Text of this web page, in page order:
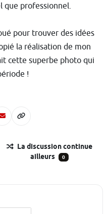
que professionnel.
pour trouver des idées
la réalisation de mon
cette superbe photo qui
!
La discussion continue
ailleurs
0